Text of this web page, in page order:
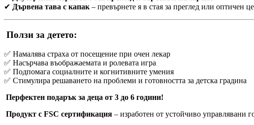
✔ Дървена тава с капак – превърнете я в стая за преглед или оптичен
Ползи за детето:
✅ Намалява страха от посещение при очен лекар
✅ Насърчава въображаемата и ролевата игра
✅ Подпомага социалните и когнитивните умения
✅ Стимулира решаването на проблеми и готовността за детска градина
Перфектен подарък за деца от 3 до 6 години!
Продукт с FSC сертификация – изработен от устойчиво управлявани